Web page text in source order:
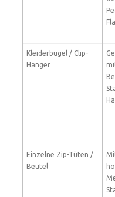
Kleiderbügel / Clip-
Hänger
Einzelne Zip-Tüten /
Beutel